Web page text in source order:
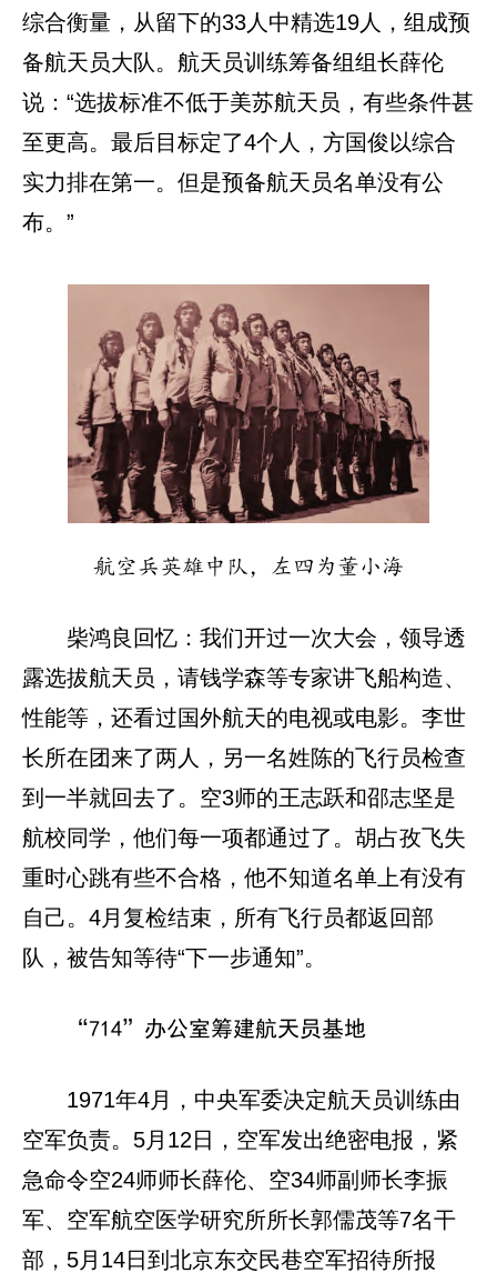
综合衡量，从留下的33人中精选19人，组成预
备航天员大队。航天员训练筹备组组长薛伦
说：“选拔标准不低于美苏航天员，有些条件甚
至更高。最后目标定了4个人，方国俊以综合
实力排在第一。但是预备航天员名单没有公
布。”
航空兵英雄中队，左四为董小海
柴鸿良回忆：我们开过一次大会，领导透
露选拔航天员，请钱学森等专家讲飞船构造、
性能等，还看过国外航天的电视或电影。李世
长所在团来了两人，另一名姓陈的飞行员检查
到一半就回去了。空3师的王志跃和邵志坚是
航校同学，他们每一项都通过了。胡占孜飞失
重时心跳有些不合格，他不知道名单上有没有
自己。4月复检结束，所有飞行员都返回部
队，被告知等待“下一步通知”。
“714”办公室筹建航天员基地
1971年4月，中央军委决定航天员训练由
空军负责。5月12日，空军发出绝密电报，紧
急命令空24师师长薛伦、空34师副师长李振
军、空军航空医学研究所所长郭儒茂等7名干
部，5月14日到北京东交民巷空军招待所报